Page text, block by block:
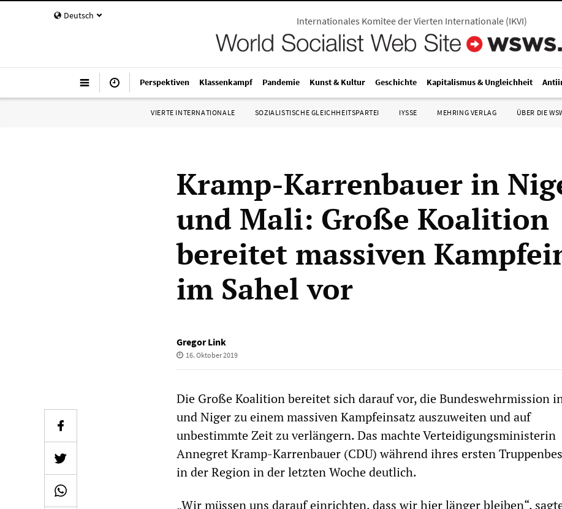
Deutsch Internationales Komitee der Vierten Internationale (IKVI)
Perspektiven Klassenkampf Pandemie Kunst & Kultur Geschichte Kapitalismus & Ungleichheit
VIERTE INTERNATIONALE SOZIALISTISCHE GLEICHHEITSPARTEI IYSSE MEHRING VERLAG ÜBER DIE
Kramp-Karrenbauer in
und Mali: Große Koalition
bereitet massiven
im Sahel vor
Gregor Link
16. Oktober 2019
Die Große Koalition bereitet sich darauf vor, die Bundeswehrmission
und Niger zu einem massiven Kampfeinsatz auszuweiten und auf
unbestimmte Zeit zu verlängern. Das machte Verteidigungsministerin
Annegret Kramp-Karrenbauer (CDU) während ihres ersten
in der Region in der letzten Woche deutlich.
„Wir müssen uns darauf einrichten, dass wir hier länger bleiben“,